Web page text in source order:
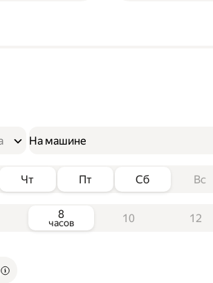
На машине
Чт Пт Сб Вс
8
часов 10 12